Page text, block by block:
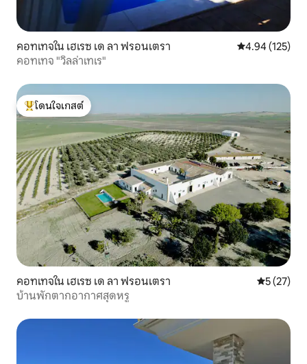
คอทเทจใน เฮเรซ เด ลา ฟรอนเตรา คะแนนเฉลี่ย
4.94 (125)
คอทเทจ "วิลล่าเทเร"
โดนใจเกสต์ที่สุด
โดนใจเกสต์
คอทเทจใน เฮเรซ เด ลา ฟรอนเตรา คะแนนเฉลี่
5 (27)
บ้านพักตากอากาศสุดหรู